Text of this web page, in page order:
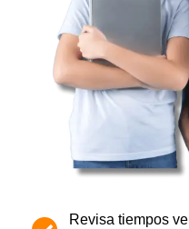
Revisa tiempos